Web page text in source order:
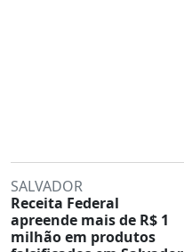
SALVADOR
Receita Federal
apreende mais de R$ 1
milhão em produtos